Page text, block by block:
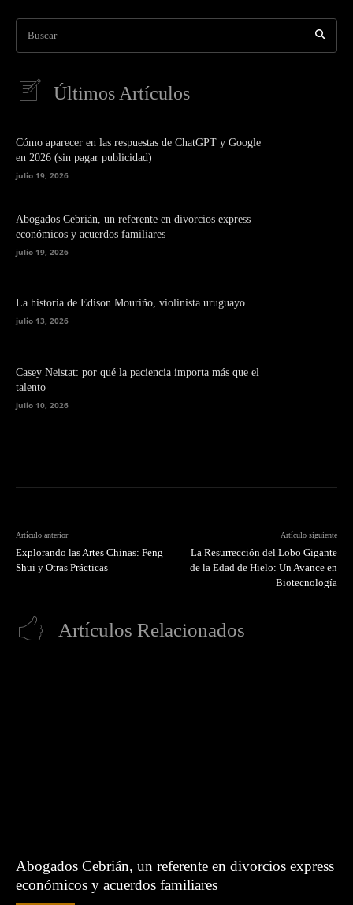
Buscar
Últimos Artículos
Cómo aparecer en las respuestas de ChatGPT y Google
en 2026 (sin pagar publicidad)
julio 19, 2026
Abogados Cebrián, un referente en divorcios express
económicos y acuerdos familiares
julio 19, 2026
La historia de Edison Mouriño, violinista uruguayo
julio 13, 2026
Casey Neistat: por qué la paciencia importa más que el
talento
julio 10, 2026
Artículo anterior
Explorando las Artes Chinas: Feng
Shui y Otras Prácticas
Artículo siguiente
La Resurrección del Lobo Gigante
de la Edad de Hielo: Un Avance en
Biotecnología
Artículos Relacionados
Abogados Cebrián, un referente en divorcios express
económicos y acuerdos familiares